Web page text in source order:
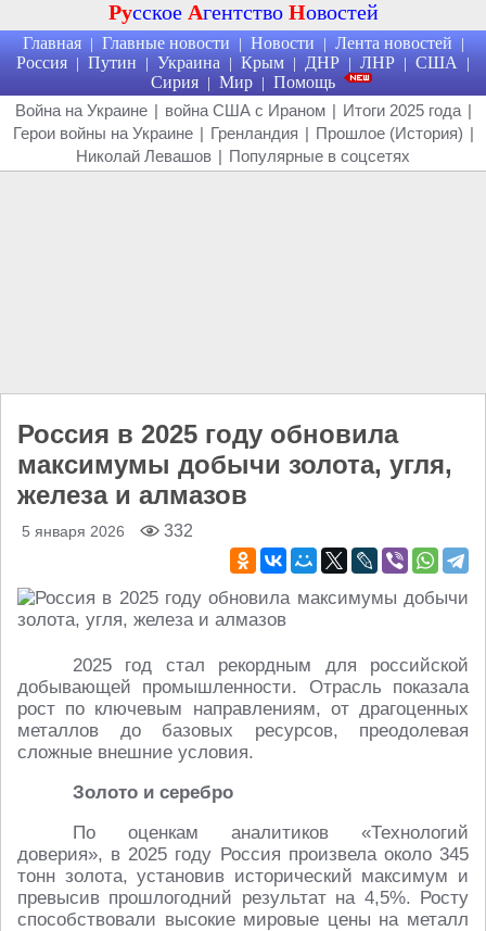
Русское Агентство Новостей
Главная | Главные новости | Новости | Лента новостей |
Россия | Путин | Украина | Крым | ДНР | ЛНР | США |
Сирия | Мир | Помощь
Война на Украине | война США с Ираном | Итоги 2025 года |
Герои войны на Украине | Гренландия | Прошлое (История) |
Николай Левашов | Популярные в соцсетях
Россия в 2025 году обновила
максимумы добычи золота, угля,
железа и алмазов
5 января 2026 332
2025 год стал рекордным для российской
добывающей промышленности. Отрасль показала
рост по ключевым направлениям, от драгоценных
металлов до базовых ресурсов, преодолевая
сложные внешние условия.
Золото и серебро
По оценкам аналитиков «Технологий
доверия», в 2025 году Россия произвела около 345
тонн золота, установив исторический максимум и
превысив прошлогодний результат на 4,5%. Росту
способствовали высокие мировые цены на металл